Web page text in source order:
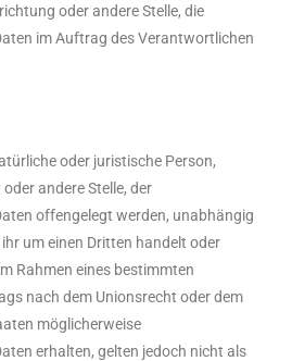
oder andere Stelle, die
im Auftrag des Verantwortlichen
oder juristische Person,
andere Stelle, der
offengelegt werden, unabhängig
um einen Dritten handelt oder
Rahmen eines bestimmten
nach dem Unionsrecht oder dem
möglicherweise
erhalten, gelten jedoch nicht als